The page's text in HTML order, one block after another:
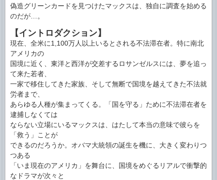
偽造グリーンカードを見つけたマックスは、独自に調査を始める
のだが…。
【イントロダクション】
現在、全米に1,100万人以上いるとされる不法滞在者。特に南北
アメリカの
国境に近く、東洋と西洋が交差するロサンゼルスには、夢を追っ
て来た若者、
一家で移住してきた家族、そして無断で国境を越えてきた不法就
労者まで、
あらゆる人種が集まってくる。「国を守る」ために不法滞在者を
逮捕しなくては
ならない立場にいるマックスは、はたして本当の意味で彼らを
「救う」ことが
できるのだろうか。オバマ大統領の誕生を機に、大きく変わりつ
つある
「いま現在のアメリカ」を舞台に、国境をめぐるリアルで衝撃的
なドラマが次々と